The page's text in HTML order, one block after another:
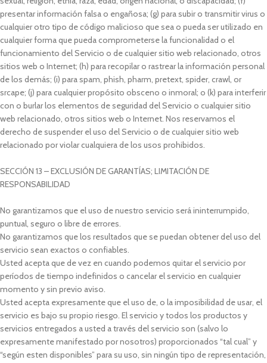
presentar información falsa o engañosa; (g) para subir o transmitir virus o
cualquier otro tipo de código malicioso que sea o pueda ser utilizado en
cualquier forma que pueda comprometerse la funcionalidad o el
funcionamiento del Servicio o de cualquier sitio web relacionado, otros
sitios web o Internet; (h) para recopilar o rastrear la información personal
de los demás; (i) para spam, phish, pharm, pretext, spider, crawl, or
srcape; (j) para cualquier propósito obsceno o inmoral; o (k) para interferir
con o burlar los elementos de seguridad del Servicio o cualquier sitio
web relacionado, otros sitios web o Internet. Nos reservamos el
derecho de suspender el uso del Servicio o de cualquier sitio web
relacionado por violar cualquiera de los usos prohibidos.
SECCIÓN 13 – EXCLUSIÓN DE GARANTÍAS; LIMITACIÓN DE
RESPONSABILIDAD
No garantizamos que el uso de nuestro servicio será ininterrumpido,
puntual, seguro o libre de errores.
No garantizamos que los resultados que se puedan obtener del uso del
servicio sean exactos o confiables.
Usted acepta que de vez en cuando podemos quitar el servicio por
períodos de tiempo indefinidos o cancelar el servicio en cualquier
momento y sin previo aviso.
Usted acepta expresamente que el uso de, o la imposibilidad de usar, el
servicio es bajo su propio riesgo. El servicio y todos los productos y
servicios entregados a usted a través del servicio son (salvo lo
expresamente manifestado por nosotros) proporcionados “tal cual” y
“según esten disponibles” para su uso, sin ningún tipo de representación,